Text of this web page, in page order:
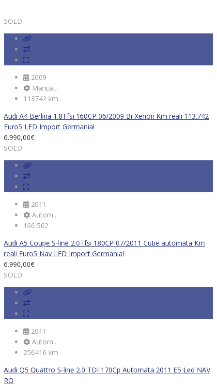
SOLD
2009
Manua...
113742 km
Audi A4 Berlina 1.8Tfsi 160CP 06/2009 Bi-Xenon Km reali 113.742
Euro5 LED Import Germania!
6.990,00€
SOLD
2011
Autom...
166 562
Audi A5 Coupe S-line 2.0Tfsi 180CP 07/2011 Cutie automata Km
reali Euro5 Nav LED Import Germania!
6.990,00€
SOLD
2011
Autom...
256416 km
Audi Q5 Quattro S-line 2.0 TDI 170Cp Automata 2011 E5 Led NAV
RO